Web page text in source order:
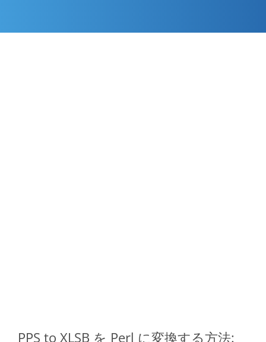
PPS to XLSB を Perl に変換する方法: